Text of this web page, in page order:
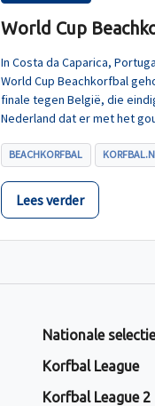
World Cup
In Costa da Caparica,
World Cup Beachkorfbal
finale tegen België, die
Nederland dat er met het
BEACHKORFBAL
Lees verder
Nationale
Korfbal League
Korfbal League 2